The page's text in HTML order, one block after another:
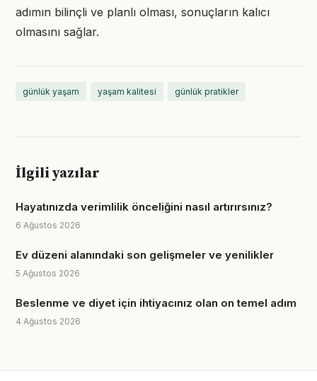
adımın bilinçli ve planlı olması, sonuçların kalıcı
olmasını sağlar.
günlük yaşam yaşam kalitesi günlük pratikler
İlgili yazılar
Hayatınızda verimlilik önceliğini nasıl artırırsınız?
6 Ağustos 2026
Ev düzeni alanındaki son gelişmeler ve yenilikler
5 Ağustos 2026
Beslenme ve diyet için ihtiyacınız olan on temel adım
4 Ağustos 2026